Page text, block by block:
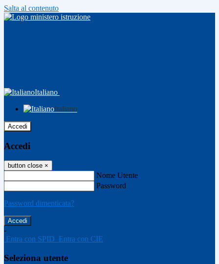
Salta al contenuto
Italiano
Italiano
Accedi
Accedi
button close ×
Nome Utente
Password
Password dimenticata?
-
Entra con SPID Entra con CIE
Seleziona utente